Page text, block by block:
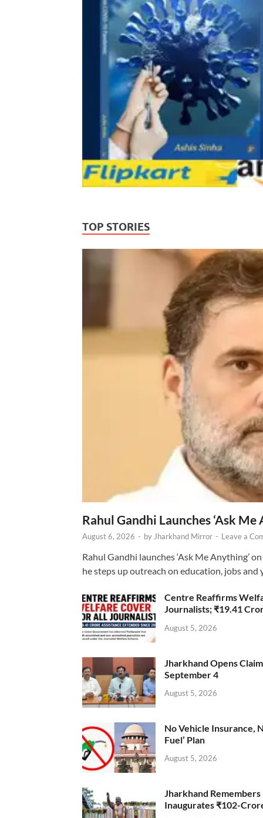
TOP STORIES
Rahul Gandhi Launches ‘Ask
August 6, 2026 - byJharkhand Mirror - Leave a
Rahul Gandhi launches ‘Ask Me Anything’
he steps up outreach on education, jobs and
Centre Reaffirms
Journalists; ₹19.41
August 5, 2026
Jharkhand Opens
September 4
August 5, 2026
No Vehicle Insurance,
Fuel’ Plan
August 5, 2026
Jharkhand
Inaugurates ₹102-